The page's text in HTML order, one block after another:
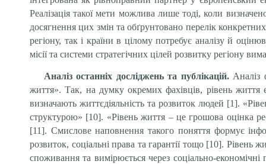
Реалізація такої мети можлива лише тоді, коли
досягнення цих змін та обґрунтовано перелік
регіону, так і країни в цілому потребує аналізу й
місії та системи стратегічних цілей розвитку регіону
Аналіз останніх досліджень та публікацій. Аналіз
життя». Так, на думку окремих фахівців, рівень життя
визначають життєдіяльність та розвиток людей [1].
структурою» [10]. «Рівень життя – це грошова оцінка
[11]. Смислове наповнення такого поняття формує
розвиток, соціальні права та гарантії тощо [10]. Рівень
споживання та вимірюється через соціально-